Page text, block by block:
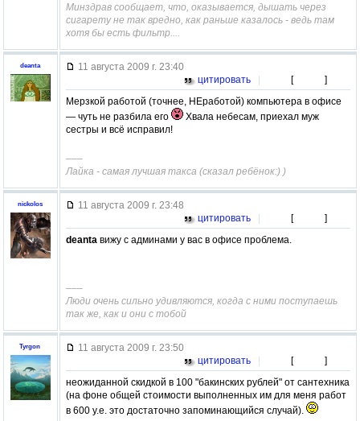
Минздрав сообщает, что, оказывается, дышать через
сигарету не так вредно, как раньше казалось - ведь там
хотя бы есть фильтр....
deanta
11 августа 2009 г. 23:40
цитировать
| [
]
Мерзкой работой (точнее, НЕработой) компьютера в офисе
— чуть не разбила его
Хвала небесам, приехал муж
сестры и всё исправил!
–––
Лайка - самая лучшая такса (сказал ребёнок:) )
nickolos
11 августа 2009 г. 23:48
цитировать
| [
]
deanta вижу с админами у вас в офисе проблема.
–––
Люди очень сильно удивляются, когда с ними поступаешь
так же, как и они с тобой
Tyrgon
11 августа 2009 г. 23:50
цитировать
| [
]
неожиданной скидкой в 100 "бакинских рублей" от сантехника
(на фоне общей стоимости выполненных им для меня работ
в 600 у.е. это достаточно запоминающийся случай).